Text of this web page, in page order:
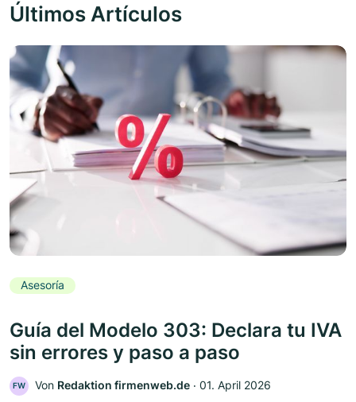
Últimos Artículos
Asesoría
Guía del Modelo 303: Declara tu IVA
sin errores y paso a paso
FW Von Redaktion firmenweb.de ‧ 01. April 2026